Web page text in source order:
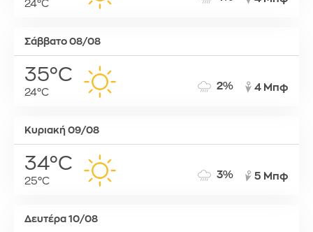
24°C
Σάββατο 08/08
35°C
24°C
2% 4 Μπφ
Κυριακή 09/08
34°C
25°C
3% 5 Μπφ
Δευτέρα 10/08